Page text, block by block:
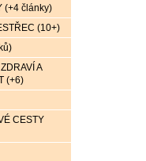
(+4 články)
(10+)
A
(+6)
CESTY